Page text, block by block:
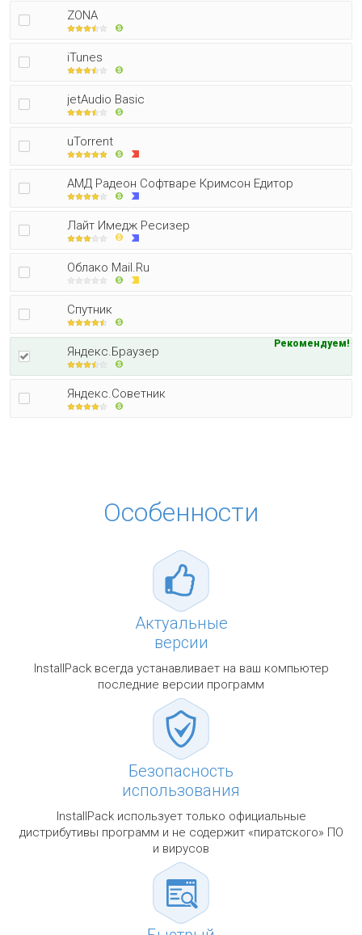
ZONA
iTunes
jetAudio Basic
uTorrent
АМД Радеон Софтваре Кримсон Едитор
Лайт Имедж Ресизер
Облако Mail.Ru
Спутник
Яндекс.Браузер
Рекомендуем!
Яндекс.Советник
Особенности
Актуальные
версии
InstallPack всегда устанавливает на ваш компьютер
последние версии программ
Безопасность
использования
InstallPack использует только официальные
дистрибутивы программ и не содержит «пиратского» ПО
и вирусов